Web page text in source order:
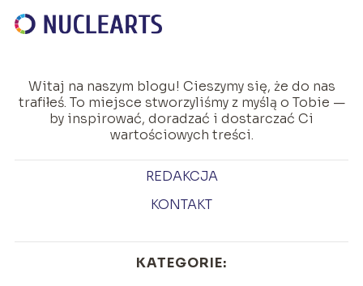
Witaj na naszym blogu! Cieszymy się, że do nas
trafiłeś. To miejsce stworzyliśmy z myślą o Tobie —
by inspirować, doradzać i dostarczać Ci
wartościowych treści.
REDAKCJA
KONTAKT
KATEGORIE: